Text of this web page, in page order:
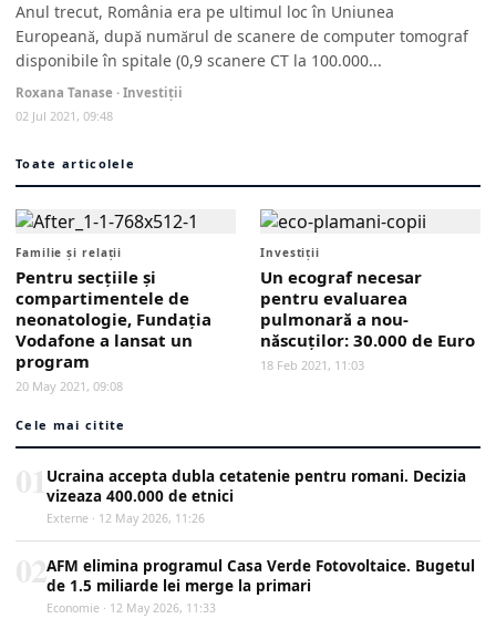
Anul trecut, România era pe ultimul loc în Uniunea
Europeană, după numărul de scanere de computer tomograf
disponibile în spitale (0,9 scanere CT la 100.000...
Roxana Tanase · Investiții
02 Jul 2021, 09:48
Toate articolele
Familie și relații
Pentru secţiile şi
compartimentele de
neonatologie, Fundaţia
Vodafone a lansat un
program
20 May 2021, 09:08
Investiții
Un ecograf necesar
pentru evaluarea
pulmonară a nou-
născuţilor: 30.000 de Euro
18 Feb 2021, 11:03
Cele mai citite
Ucraina accepta dubla cetatenie pentru romani. Decizia
vizeaza 400.000 de etnici
Externe · 12 May 2026, 11:26
AFM elimina programul Casa Verde Fotovoltaice. Bugetul
de 1.5 miliarde lei merge la primari
Economie · 12 May 2026, 11:33